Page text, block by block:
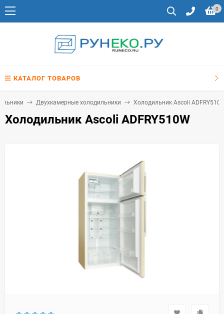
0
КАТАЛОГ ТОВАРОВ
Двухкамерные холодильники Холодильник Ascoli
Холодильник Ascoli ADFRY510W